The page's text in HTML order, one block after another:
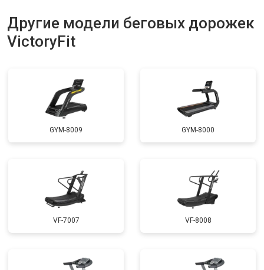
Другие модели беговых дорожек
VictoryFit
GYM-8009 GYM-8000
VF-7007 VF-8008